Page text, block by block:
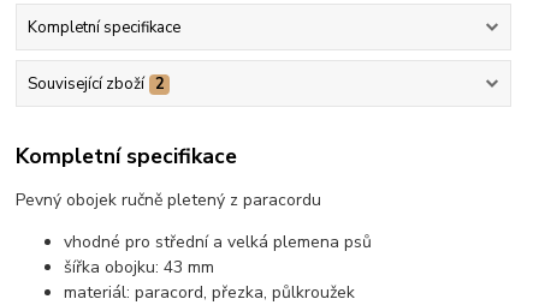
Kompletní specifikace
Související zboží 2
Kompletní specifikace
Pevný obojek ručně pletený z paracordu
vhodné pro střední a velká plemena psů
šířka obojku: 43 mm
materiál: paracord, přezka, půlkroužek